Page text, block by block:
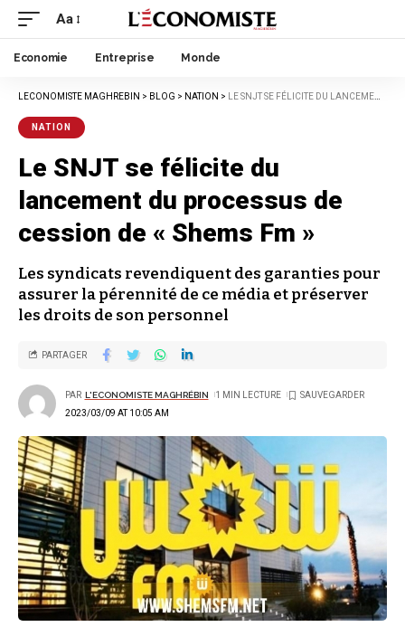
Aa
Economie Entreprise Monde
LECONOMISTE MAGHREBIN > BLOG > NATION > LE SNJT SE FÉLICITE DU LANCEMENT DU PROCESSUS DE CESSION DE « SHEMS FM »
NATION
Le SNJT se félicite du
lancement du processus de
cession de « Shems Fm »
Les syndicats revendiquent des garanties pour
assurer la pérennité de ce média et préserver
les droits de son personnel
2023/03/09 AT 10:05 AM
PAR L'ECONOMISTE MAGHRÉBIN 1 MIN LECTURE
PARTAGER